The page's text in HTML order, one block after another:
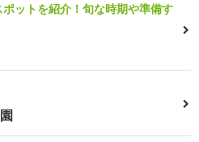
ットを紹介！旬な時期や準備す